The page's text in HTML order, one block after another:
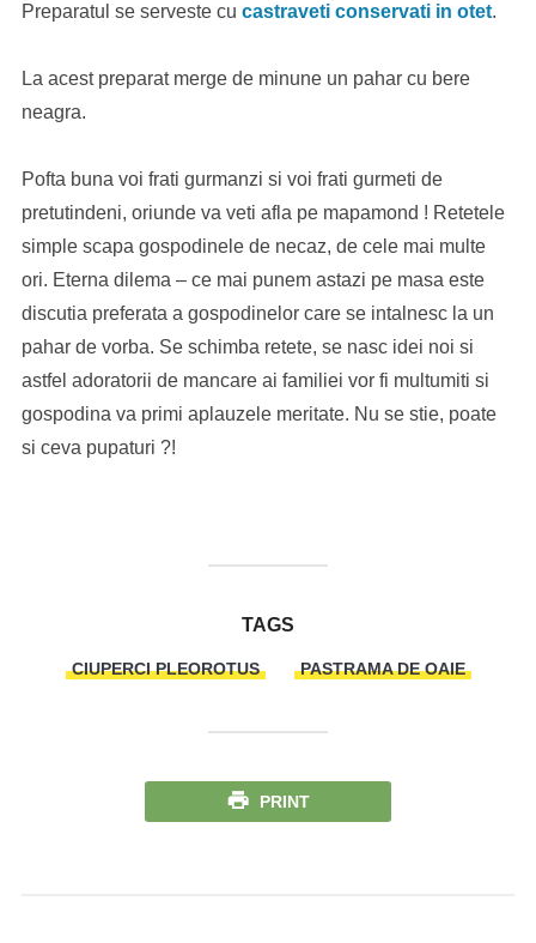
Preparatul se serveste cu castraveti conservati in otet.
La acest preparat merge de minune un pahar cu bere
neagra.
Pofta buna voi frati gurmanzi si voi frati gurmeti de
pretutindeni, oriunde va veti afla pe mapamond ! Retetele
simple scapa gospodinele de necaz, de cele mai multe
ori. Eterna dilema – ce mai punem astazi pe masa este
discutia preferata a gospodinelor care se intalnesc la un
pahar de vorba. Se schimba retete, se nasc idei noi si
astfel adoratorii de mancare ai familiei vor fi multumiti si
gospodina va primi aplauzele meritate. Nu se stie, poate
si ceva pupaturi ?!
TAGS
CIUPERCI PLEOROTUS PASTRAMA DE OAIE
PRINT